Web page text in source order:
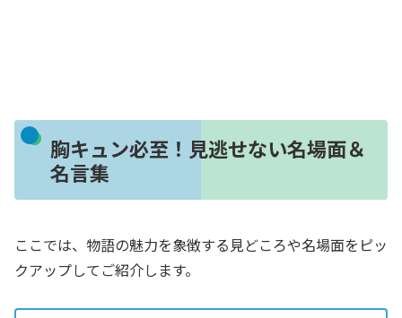
胸キュン必至！見逃せない名場面＆
名言集
ここでは、物語の魅力を象徴する見どころや名場面をピッ
クアップしてご紹介します。